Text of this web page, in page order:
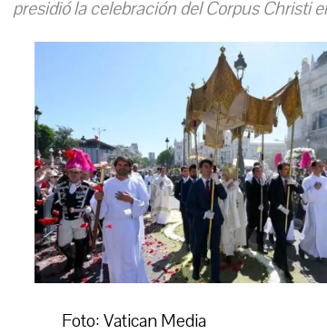
presidió la celebración del Corpus Christi
Foto: Vatican Media